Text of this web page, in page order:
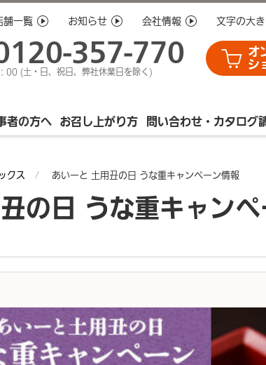
舗一覧 お知らせ 会社情報 文字の大
357-770
00 (土・日、祝日、弊社休業日を除く)
オ
シ
者の方へ お召し上がり方 問い合わせ・カタログ
クス あいーと 土用丑の日 うな重キャンペーン情報
の日 うな重キャンペ